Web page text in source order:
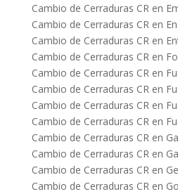
Cambio de Cerraduras CR en
Cambio de Cerraduras CR en
Cambio de Cerraduras CR en
Cambio de Cerraduras CR en
Cambio de Cerraduras CR en
Cambio de Cerraduras CR en
Cambio de Cerraduras CR en
Cambio de Cerraduras CR en
Cambio de Cerraduras CR en
Cambio de Cerraduras CR en
Cambio de Cerraduras CR en
Cambio de Cerraduras CR en